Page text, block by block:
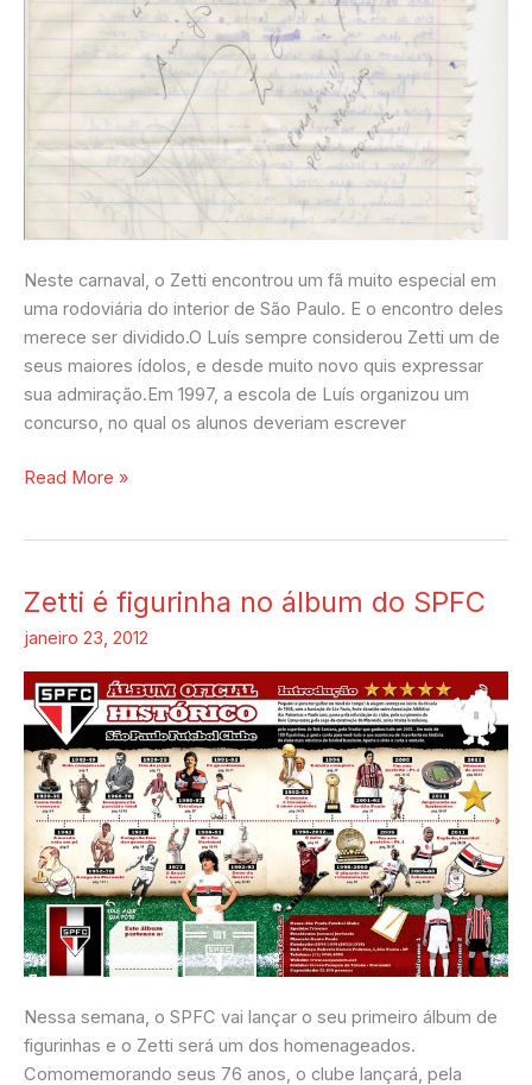
Neste carnaval, o Zetti encontrou um fã muito especial em
uma rodoviária do interior de São Paulo. E o encontro deles
merece ser dividido.O Luís sempre considerou Zetti um de
seus maiores ídolos, e desde muito novo quis expressar
sua admiração.Em 1997, a escola de Luís organizou um
concurso, no qual os alunos deveriam escrever
Read More »
Zetti é figurinha no álbum do SPFC
janeiro 23, 2012
Nessa semana, o SPFC vai lançar o seu primeiro álbum de
figurinhas e o Zetti será um dos homenageados.
Comomemorando seus 76 anos, o clube lançará, pela
Zetti
é
figurinha
no
álbum
SPFC